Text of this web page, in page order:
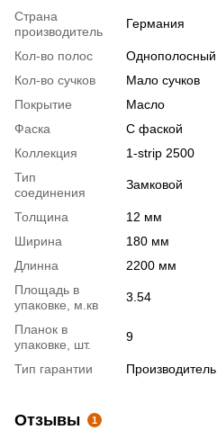
Страна
производитель
Германия
Кол-во полос
Однополосный
Кол-во сучков
Мало сучков
Покрытие
Масло
Фаска
С фаской
Коллекция
1-strip 2500
Тип
соединения
Замковой
Толщина
12 мм
Ширина
180 мм
Длинна
2200 мм
Площадь в
упаковке, м.кв
3.54
Планок в
упаковке, шт.
9
Тип гарантии Производитель
Отзывы 1